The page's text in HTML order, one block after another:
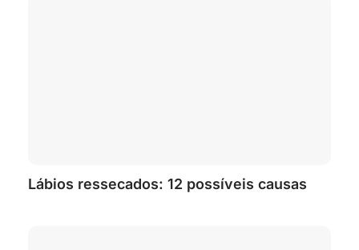
Lábios ressecados: 12 possíveis causas